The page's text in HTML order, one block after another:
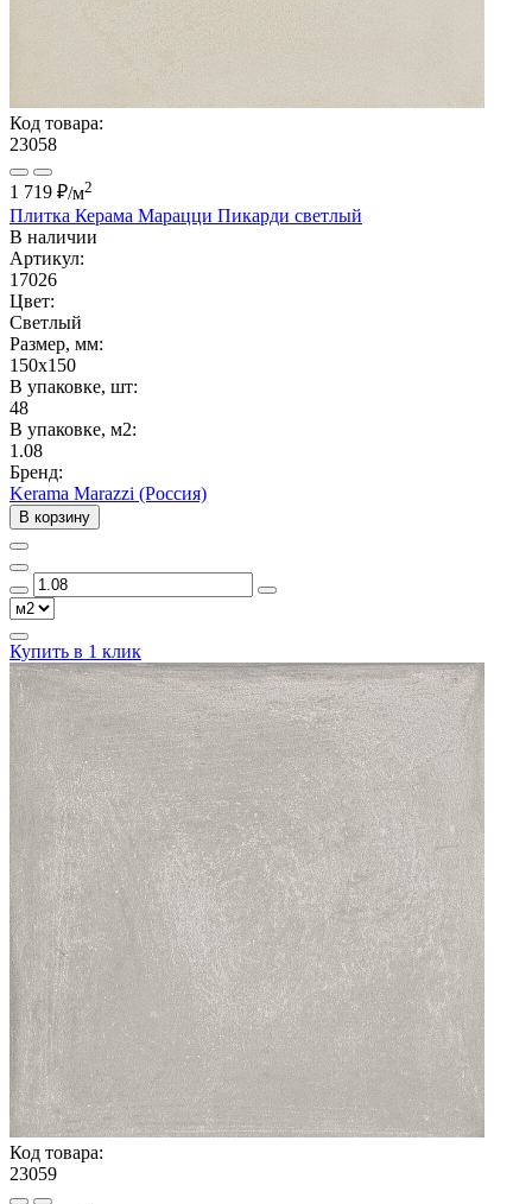
Код товара:
23058
1 719 ₽/м2
Плитка Керама Марацци Пикарди светлый
В наличии
Артикул:
17026
Цвет:
Светлый
Размер, мм:
150x150
В упаковке, шт:
48
В упаковке, м2:
1.08
Бренд:
Kerama Marazzi (Россия)
В корзину
Купить в 1 клик
Код товара:
23059